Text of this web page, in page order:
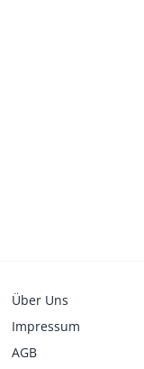
Über Uns
Impressum
AGB